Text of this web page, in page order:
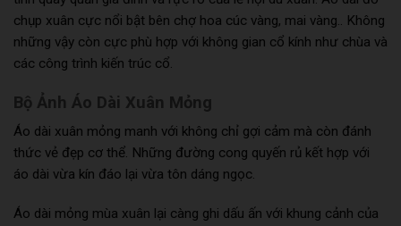
chụp xuân cực nổi bật bên chợ hoa cúc vàng, mai vàng.. Không
những vậy còn cực phù hợp với không gian cổ kính như chùa và
các công trình kiến trúc cổ.
Bộ Ảnh Áo Dài Xuân Mỏng
Áo dài xuân mỏng manh với không chỉ gợi cảm mà còn đánh
thức vẻ đẹp cơ thể. Những đường cong quyến rủ kết hợp với
áo dài vừa kín đáo lại vừa tôn dáng ngọc.
Áo dài mỏng mùa xuân lại càng ghi dấu ấn với khung cảnh của